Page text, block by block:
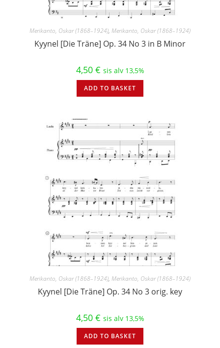
Merikanto, Oskar (1868–1924), Merikanto, Oskar (1868–1924)
Kyynel [Die Träne] Op. 34 No 3 in B Minor
4,50 € sis alv 13,5%
ADD TO BASKET
Merikanto, Oskar (1868–1924), Merikanto, Oskar (1868–1924)
Kyynel [Die Träne] Op. 34 No 3 orig. key
4,50 € sis alv 13,5%
ADD TO BASKET